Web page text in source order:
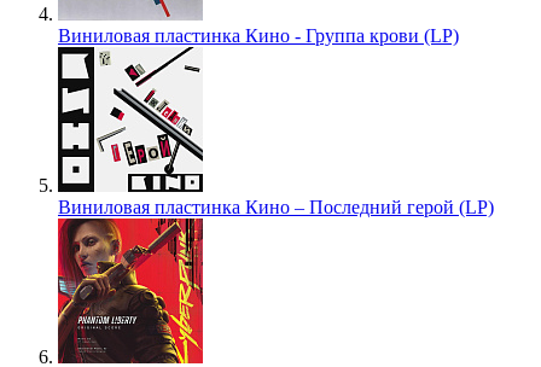
Виниловая пластинка Кино - Группа крови (LP)
Виниловая пластинка Кино – Последний герой (LP)